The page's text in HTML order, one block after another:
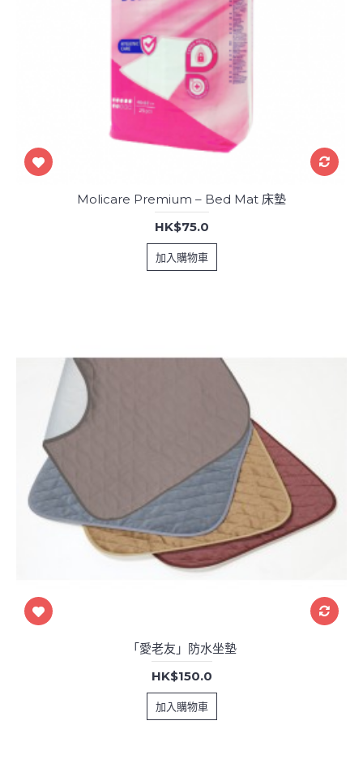
Molicare Premium – Bed Mat 床墊
HK$75.0
加入購物車
「愛老友」防水坐墊
HK$150.0
加入購物車